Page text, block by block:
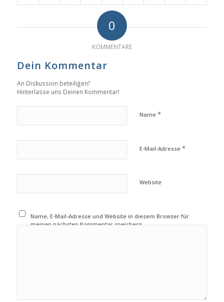
0
KOMMENTARE
Dein Kommentar
An Diskussion beteiligen?
Hinterlasse uns Deinen Kommentar!
Name *
E-Mail-Adresse *
Website
Name, E-Mail-Adresse und Website in diesem Browser für
meinen nächsten Kommentar speichern.